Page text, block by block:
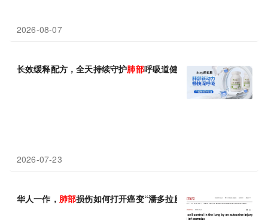
2026-08-07
长效缓释配方，全天持续守护肺部呼吸道健康
2026-07-23
华人一作， 肺部损伤如何打开癌变“潘多拉魔盒”？《Science》发